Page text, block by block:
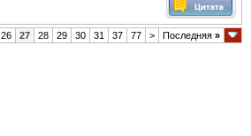
26 27 28 29 30 31 37 77 > Последняя »